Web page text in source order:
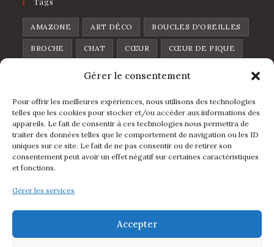
Gérer le consentement
Pour offrir les meilleures expériences, nous utilisons des technologies
telles que les cookies pour stocker et/ou accéder aux informations des
appareils. Le fait de consentir à ces technologies nous permettra de
traiter des données telles que le comportement de navigation ou les ID
uniques sur ce site. Le fait de ne pas consentir ou de retirer son
consentement peut avoir un effet négatif sur certaines caractéristiques
et fonctions.
Gérer les services
Accepter
AMAZONE ART DÉCO BOUCLES D'OREILLES
BROCHE CHAT CŒUR CŒUR DE PIQUE
CŒUR SAUVAGE DISCO
L'IBIZA LA FOLIA LUNE LÈVRES
MINI ARCHE PIN'S POIRE POMME
RAINBOW ÉTOILE ÉVENTAIL
S’ouvre S’ouvre